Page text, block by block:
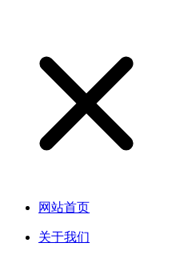
网站首页
关于我们